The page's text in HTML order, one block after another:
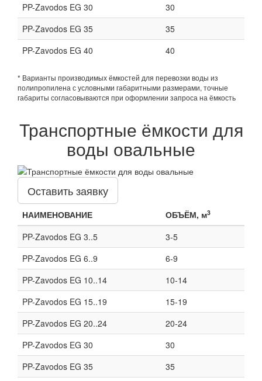
PP-Zavodos EG 30
30
PP-Zavodos EG 35
35
PP-Zavodos EG 40
40
* Варианты производимых ёмкостей для перевозки воды из
полипропилена с условными габаритными размерами, точные
габариты согласовываются при оформлении запроса на ёмкость
Транспортные ёмкости для
воды овальные
Оставить заявку
НАИМЕНОВАНИЕ ОБЪЁМ, м3
PP-Zavodos EG 3..5
3-5
PP-Zavodos EG 6..9
6-9
PP-Zavodos EG 10..14
10-14
PP-Zavodos EG 15..19
15-19
PP-Zavodos EG 20..24
20-24
PP-Zavodos EG 30
30
PP-Zavodos EG 35
35